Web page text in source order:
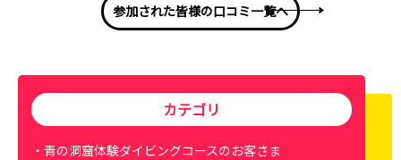
参加された皆様の口コミ一覧へ
カテゴリ
青の洞窟体験ダイビングコースのお客さま